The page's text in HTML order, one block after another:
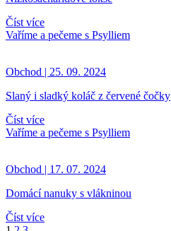
Číst více
Vaříme a pečeme s Psylliem
Obchod | 25. 09. 2024
Slaný i sladký koláč z červené čočky
Číst více
Vaříme a pečeme s Psylliem
Obchod | 17. 07. 2024
Domácí nanuky s vlákninou
Číst více